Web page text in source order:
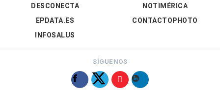
DESCONECTA
EPDATA.ES
INFOSALUS
NOTIMÉRICA
CONTACTOPHOTO
SÍGUENOS